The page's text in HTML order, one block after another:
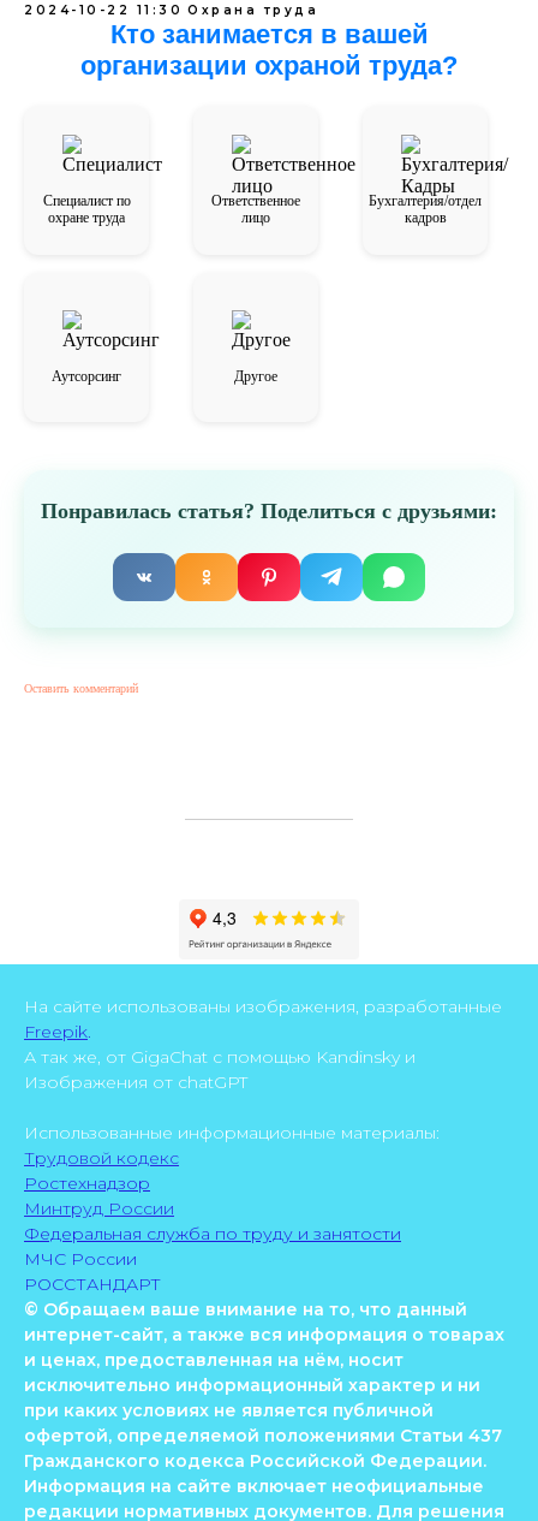
2024-10-22 11:30 Охрана труда
Кто занимается в вашей
организации охраной труда?
Специалист по
охране труда
Ответственное
лицо
Бухгалтерия/отдел
кадров
Аутсорсинг Другое
Понравилась статья? Поделиться с друзьями:
Оставить комментарий
На сайте использованы изображения, разработанные
Freepik.
А так же, от GigaChat с помощью Kandinsky и
Изображения от chatGPT
Использованные информационные материалы:
Трудовой кодекс
Ростехнадзор
Минтруд России
Федеральная служба по труду и занятости
МЧС России
РОССТАНДАРТ
© Обращаем ваше внимание на то, что данный
интернет-сайт, а также вся информация о товарах
и ценах, предоставленная на нём, носит
исключительно информационный характер и ни
при каких условиях не является публичной
офертой, определяемой положениями Статьи 437
Гражданского кодекса Российской Федерации.
Информация на сайте включает неофициальные
редакции нормативных документов. Для решения